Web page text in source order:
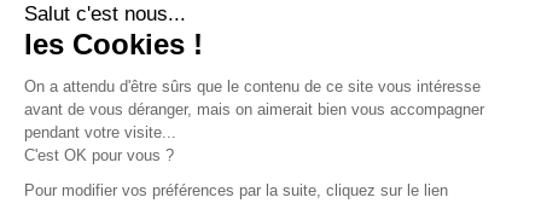
Salut c'est nous...
les Cookies !
On a attendu d'être sûrs que le contenu de ce site vous intéresse
avant de vous déranger, mais on aimerait bien vous accompagner
pendant votre visite...
C'est OK pour vous ?
Pour modifier vos préférences par la suite, cliquez sur le lien